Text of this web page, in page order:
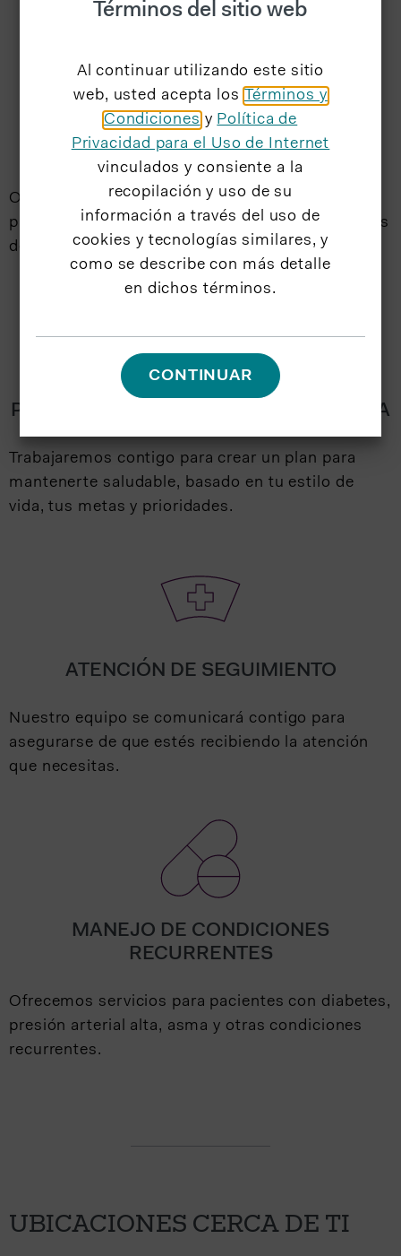
ATENCIÓN PRIMARIA
Obtén un servicio personalizado de atención
primaria, incluyendo visitas al médico, programas
de bienestar y laboratorios.
PLANES DE ATENCIÓN PERSONALIZADA
Trabajaremos contigo para crear un plan para
mantenerte saludable, basado en tu estilo de
vida, tus metas y prioridades.
ATENCIÓN DE SEGUIMIENTO
Nuestro equipo se comunicará contigo para
asegurarse de que estés recibiendo la atención
que necesitas.
MANEJO DE CONDICIONES
RECURRENTES
Ofrecemos servicios para pacientes con diabetes,
presión arterial alta, asma y otras condiciones
recurrentes.
UBICACIONES CERCA DE TI
Términos del sitio web
Al continuar utilizando este sitio
web, usted acepta los
Términos y
Condiciones y Política de
Privacidad para el Uso de Internet
vinculados y consiente a la
recopilación y uso de su
información a través del uso de
cookies y tecnologías similares, y
como se describe con más detalle
en dichos términos.
CONTINUAR